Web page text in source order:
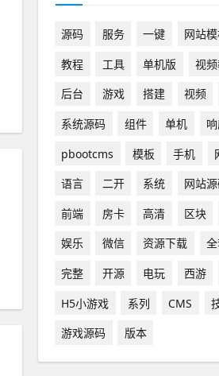
源码 服务 一键 网站
教程
工具 单机版 视
后台
游戏 搭建 视频
系统源码
组件 单机
pbootcms
模板 手机
语言
二开 系统 网站
前端
房卡 高清 区块
娱乐
微信 资源下载
完整
开源 电玩 西游
H5小游戏
系列 CMS
游戏源码
版本